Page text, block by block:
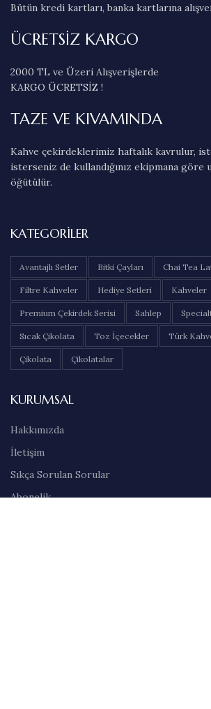
Bütün kredi kartları, banka kartlarına
ÜCRETSİZ KARGO
2000 TL ve Üzeri Alışverişlerde
KARGO ÜCRETSİZ !
TAZE VE KIVAMINDA
Kahve çekirdeklerimiz haftalık kavrulur,
isterseniz de kullandığınız ekipmana göre
öğütülür.
KATEGORILER
Avantajlı Setler Bitki Çayları Chai Tea
Filtre Kahveler Hediye Setleri Kahveler
Premium Çekirdek Serisi Sahlep
Sıcak Çikolata Toz İçecekler Türk
Çikolata Çikolatalar
KURUMSAL
Hakkımızda
İletişim
Sıkça Sorulan Sorular
Abonelik